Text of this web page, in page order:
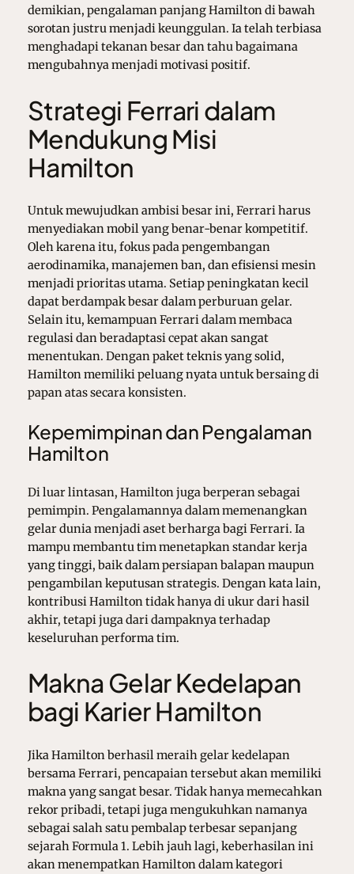
demikian, pengalaman panjang Hamilton di bawah
sorotan justru menjadi keunggulan. Ia telah terbiasa
menghadapi tekanan besar dan tahu bagaimana
mengubahnya menjadi motivasi positif.
Strategi Ferrari dalam
Mendukung Misi
Hamilton
Untuk mewujudkan ambisi besar ini, Ferrari harus
menyediakan mobil yang benar-benar kompetitif.
Oleh karena itu, fokus pada pengembangan
aerodinamika, manajemen ban, dan efisiensi mesin
menjadi prioritas utama. Setiap peningkatan kecil
dapat berdampak besar dalam perburuan gelar.
Selain itu, kemampuan Ferrari dalam membaca
regulasi dan beradaptasi cepat akan sangat
menentukan. Dengan paket teknis yang solid,
Hamilton memiliki peluang nyata untuk bersaing di
papan atas secara konsisten.
Kepemimpinan dan Pengalaman
Hamilton
Di luar lintasan, Hamilton juga berperan sebagai
pemimpin. Pengalamannya dalam memenangkan
gelar dunia menjadi aset berharga bagi Ferrari. Ia
mampu membantu tim menetapkan standar kerja
yang tinggi, baik dalam persiapan balapan maupun
pengambilan keputusan strategis. Dengan kata lain,
kontribusi Hamilton tidak hanya di ukur dari hasil
akhir, tetapi juga dari dampaknya terhadap
keseluruhan performa tim.
Makna Gelar Kedelapan
bagi Karier Hamilton
Jika Hamilton berhasil meraih gelar kedelapan
bersama Ferrari, pencapaian tersebut akan memiliki
makna yang sangat besar. Tidak hanya memecahkan
rekor pribadi, tetapi juga mengukuhkan namanya
sebagai salah satu pembalap terbesar sepanjang
sejarah Formula 1. Lebih jauh lagi, keberhasilan ini
akan menempatkan Hamilton dalam kategori